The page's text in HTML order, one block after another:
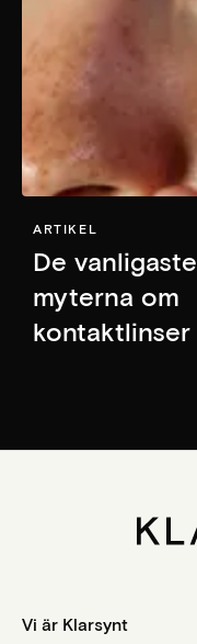
ARTIKEL
De vanligaste
myterna om
kontaktlinser
Vi är Klarsynt